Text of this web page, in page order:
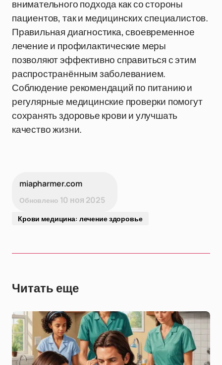
внимательного подхода как со стороны
пациентов, так и медицинских специалистов.
Правильная диагностика, своевременное
лечение и профилактические меры
позволяют эффективно справиться с этим
распространённым заболеванием.
Соблюдение рекомендаций по питанию и
регулярные медицинские проверки помогут
сохранять здоровье крови и улучшать
качество жизни.
miapharmer.com
Обновлено 10 ноя 2025
Крови медицина: лечение здоровье
Читать еще